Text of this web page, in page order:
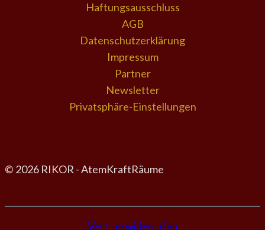
Haftungsausschluss
AGB
Datenschutzerklärung
Impressum
Partner
Newsletter
Privatsphäre-Einstellungen
© 2026 RIKOR - AtemKraftRäume
Vertrag widerrufen